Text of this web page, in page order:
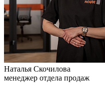
Наталья Скочилова
менеджер отдела продаж